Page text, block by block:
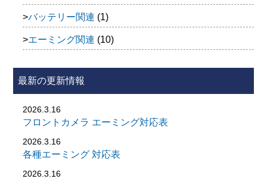
バッテリー関連 (1)
エーミング関連 (10)
最新の更新情報
2026.3.16
フロントカメラ エーミング対応表
2026.3.16
各種エーミング 対応表
2026.3.16